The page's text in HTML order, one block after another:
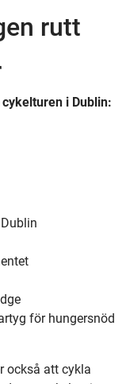
rutt
i Dublin:
för hungersnöd
också att cykla